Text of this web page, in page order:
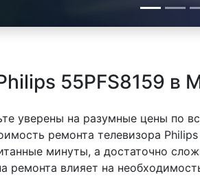
55PFS8159 в
уверены на разумные цены по
ремонта телевизора
минуты, а достаточно
ремонта влияет на